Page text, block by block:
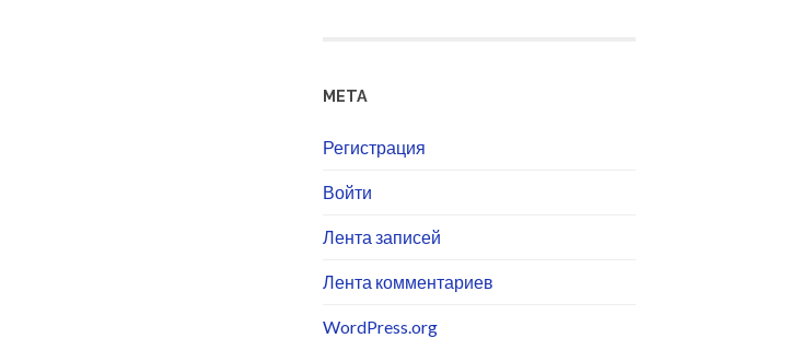
МЕТА
Регистрация
Войти
Лента записей
Лента комментариев
WordPress.org